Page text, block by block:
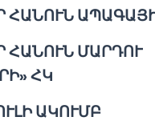
ՀԱՆՈՒՆ
ՀԱՆՈՒՆ ՄԱՐԴՈՒ
ՀԿ
ԱԿՈՒՄԲ